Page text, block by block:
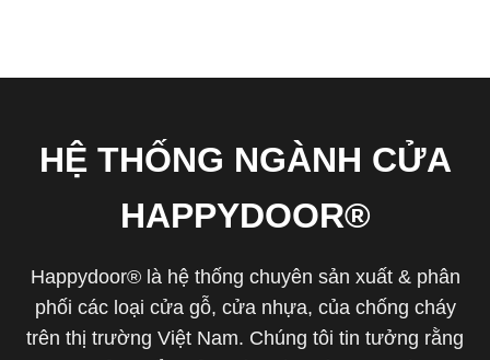
HỆ THỐNG NGÀNH CỬA
HAPPYDOOR®
Happydoor® là hệ thống chuyên sản xuất & phân
phối các loại cửa gỗ, cửa nhựa, của chống cháy
trên thị trường Việt Nam. Chúng tôi tin tưởng rằng